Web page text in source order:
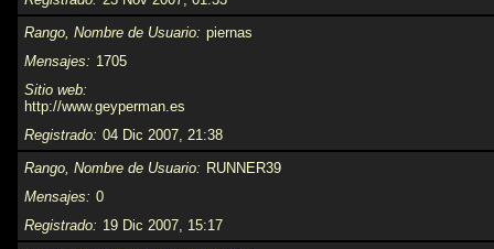
Rango, Nombre de Usuario piernas
Mensajes
1705
Sitio web
http://www.geyperman.es
Registrado 04 Dic 2007, 21:38
Rango, Nombre de Usuario
RUNNER39
Mensajes
0
Registrado
19 Dic 2007, 15:17